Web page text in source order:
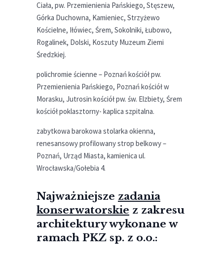
Ciała, pw. Przemienienia Pańskiego, Stęszew,
Górka Duchowna, Kamieniec, Strzyżewo
Kościelne, Iłówiec, Śrem, Sokolniki, Łubowo,
Rogalinek, Dolski, Koszuty Muzeum Ziemi
Średzkiej.
polichromie ścienne – Poznań kościół pw.
Przemienienia Pańskiego, Poznań kościół w
Morasku, Jutrosin kościół pw. św. Elzbiety, Śrem
kościół poklasztorny- kaplica szpitalna.
zabytkowa barokowa stolarka okienna,
renesansowy profilowany strop belkowy –
Poznań, Urząd Miasta, kamienica ul.
Wrocławska/Gołebia 4.
Najważniejsze zadania
konserwatorskie z zakresu
architektury wykonane w
ramach PKZ sp. z o.o.: